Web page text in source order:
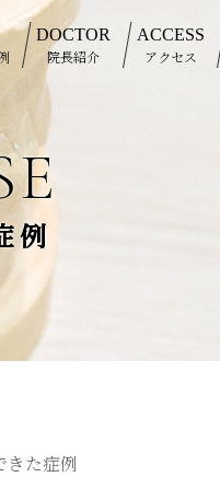
DOCTOR
院長紹介
ACCESS
アクセス
例
きた症例